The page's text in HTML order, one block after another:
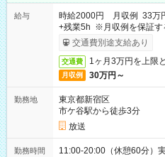
給与
時給2000円 月収例 33万
+残業5h ※月収例を保証す
取りサービス利用可（利用
交通費別途支給あり
交通費 1ヶ月3万円を上限
月収例 30万円～
勤務地
東京都新宿区
市ケ谷駅から徒歩3分
放送
勤務時間 11:00-20:00（休憩60分）